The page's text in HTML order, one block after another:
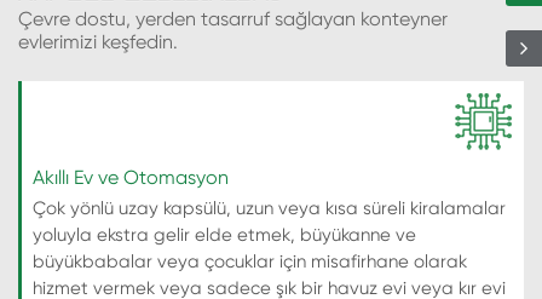
Çevre dostu, yerden tasarruf sağlayan konteyner
evlerimizi keşfedin.
Akıllı Ev ve Otomasyon
Çok yönlü uzay kapsülü, uzun veya kısa süreli kiralamalar
yoluyla ekstra gelir elde etmek, büyükanne ve
büyükbabalar veya çocuklar için misafirhane olarak
hizmet vermek veya sadece şık bir havuz evi veya kır evi